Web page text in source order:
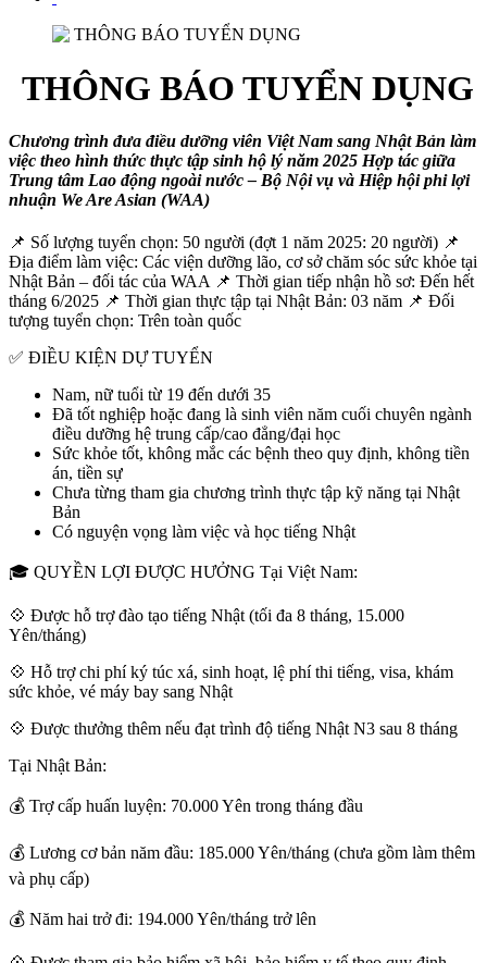
THÔNG BÁO TUYỂN DỤNG
Chương trình đưa điều dưỡng viên Việt Nam sang Nhật Bản làm
việc theo hình thức thực tập sinh hộ lý năm 2025 Hợp tác giữa
Trung tâm Lao động ngoài nước – Bộ Nội vụ và Hiệp hội phi lợi
nhuận We Are Asian (WAA)
📌 Số lượng tuyển chọn: 50 người (đợt 1 năm 2025: 20 người) 📌
Địa điểm làm việc: Các viện dưỡng lão, cơ sở chăm sóc sức khỏe tại
Nhật Bản – đối tác của WAA 📌 Thời gian tiếp nhận hồ sơ: Đến hết
tháng 6/2025 📌 Thời gian thực tập tại Nhật Bản: 03 năm 📌 Đối
tượng tuyển chọn: Trên toàn quốc
✅ ĐIỀU KIỆN DỰ TUYỂN
Nam, nữ tuổi từ 19 đến dưới 35
Đã tốt nghiệp hoặc đang là sinh viên năm cuối chuyên ngành
điều dưỡng hệ trung cấp/cao đẳng/đại học
Sức khỏe tốt, không mắc các bệnh theo quy định, không tiền
án, tiền sự
Chưa từng tham gia chương trình thực tập kỹ năng tại Nhật
Bản
Có nguyện vọng làm việc và học tiếng Nhật
🎓 QUYỀN LỢI ĐƯỢC HƯỞNG Tại Việt Nam:
💠 Được hỗ trợ đào tạo tiếng Nhật (tối đa 8 tháng, 15.000
Yên/tháng)
💠 Hỗ trợ chi phí ký túc xá, sinh hoạt, lệ phí thi tiếng, visa, khám
sức khỏe, vé máy bay sang Nhật
💠 Được thưởng thêm nếu đạt trình độ tiếng Nhật N3 sau 8 tháng
Tại Nhật Bản:
💰 Trợ cấp huấn luyện: 70.000 Yên trong tháng đầu
💰 Lương cơ bản năm đầu: 185.000 Yên/tháng (chưa gồm làm thêm
và phụ cấp)
💰 Năm hai trở đi: 194.000 Yên/tháng trở lên